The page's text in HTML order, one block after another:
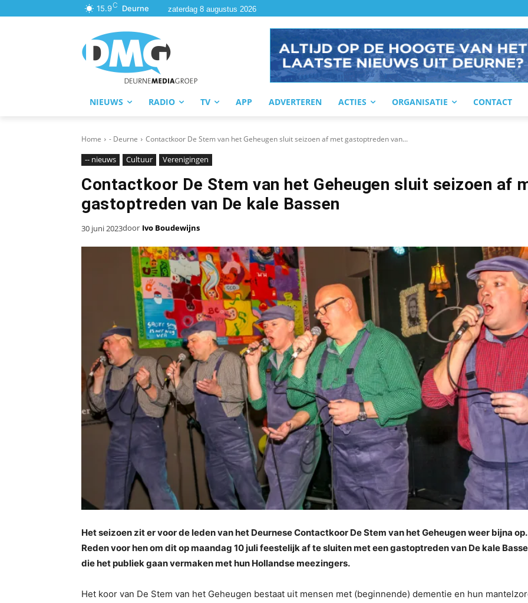
15.9C Deurne zaterdag 8 augustus 2026
NIEUWS RADIO TV APP ADVERTEREN ACTIES ORGANISATIE CONTACT
Home - Deurne Contactkoor De Stem van het Geheugen sluit seizoen af met gastoptreden van...
-- nieuws Cultuur Verenigingen
Contactkoor De Stem van het Geheugen sluit seizoen af
gastoptreden van De kale Bassen
30 juni 2023door Ivo Boudewijns
Het seizoen zit er voor de leden van het Deurnese Contactkoor De Stem van het Geheugen weer bijna op.
Reden voor hen om dit op maandag 10 juli feestelijk af te sluiten met een gastoptreden van De kale
die het publiek gaan vermaken met hun Hollandse meezingers.
Het koor van De Stem van het Geheugen bestaat uit mensen met (beginnende) dementie en hun